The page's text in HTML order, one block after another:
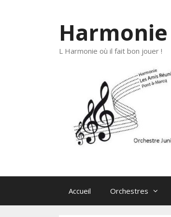
L Harmonie où il fait bon jouer !
Accueil Orchestres